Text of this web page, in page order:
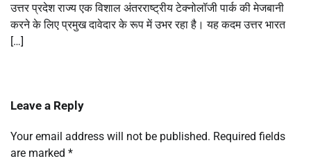
उत्तर प्रदेश राज्य एक विशाल अंतरराष्ट्रीय टेक्नोलॉजी पार्क की मेजबानी
करने के लिए प्रमुख दावेदार के रूप में उभर रहा है। यह कदम उत्तर भारत
[…]
Leave a Reply
Your email address will not be published. Required fields
are marked *